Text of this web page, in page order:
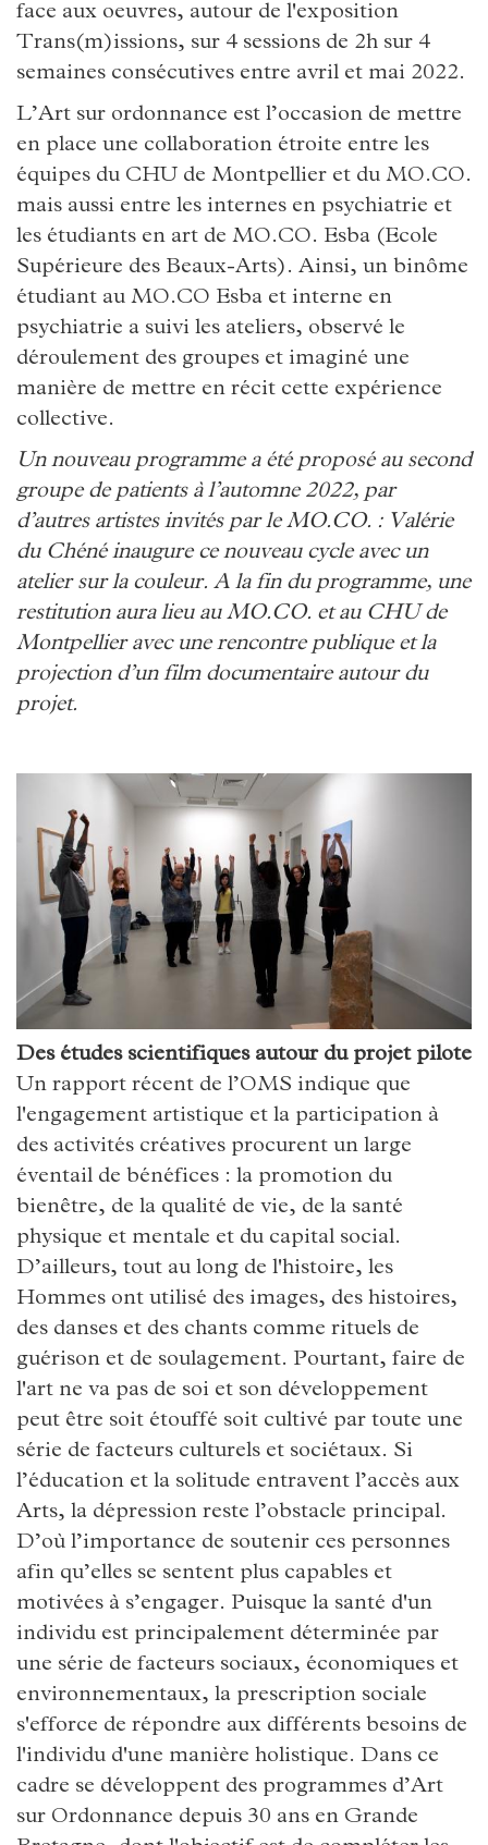
face aux oeuvres, autour de l'exposition
Trans(m)issions, sur 4 sessions de 2h sur 4
semaines consécutives entre avril et mai 2022.
L’Art sur ordonnance est l’occasion de mettre
en place une collaboration étroite entre les
équipes du CHU de Montpellier et du MO.CO.
mais aussi entre les internes en psychiatrie et
les étudiants en art de MO.CO. Esba (Ecole
Supérieure des Beaux-Arts). Ainsi, un binôme
étudiant au MO.CO Esba et interne en
psychiatrie a suivi les ateliers, observé le
déroulement des groupes et imaginé une
manière de mettre en récit cette expérience
collective.
Un nouveau programme a été proposé au second
groupe de patients à l’automne 2022, par
d’autres artistes invités par le MO.CO. : Valérie
du Chéné inaugure ce nouveau cycle avec un
atelier sur la couleur. A la fin du programme, une
restitution aura lieu au MO.CO. et au CHU de
Montpellier avec une rencontre publique et la
projection d’un film documentaire autour du
projet.
Des études scientifiques autour du projet pilote
Un rapport récent de l’OMS indique que
l'engagement artistique et la participation à
des activités créatives procurent un large
éventail de bénéfices : la promotion du
bienêtre, de la qualité de vie, de la santé
physique et mentale et du capital social.
D’ailleurs, tout au long de l'histoire, les
Hommes ont utilisé des images, des histoires,
des danses et des chants comme rituels de
guérison et de soulagement. Pourtant, faire de
l'art ne va pas de soi et son développement
peut être soit étouffé soit cultivé par toute une
série de facteurs culturels et sociétaux. Si
l’éducation et la solitude entravent l’accès aux
Arts, la dépression reste l’obstacle principal.
D’où l’importance de soutenir ces personnes
afin qu’elles se sentent plus capables et
motivées à s’engager. Puisque la santé d'un
individu est principalement déterminée par
une série de facteurs sociaux, économiques et
environnementaux, la prescription sociale
s'efforce de répondre aux différents besoins de
l'individu d'une manière holistique. Dans ce
cadre se développent des programmes d’Art
sur Ordonnance depuis 30 ans en Grande